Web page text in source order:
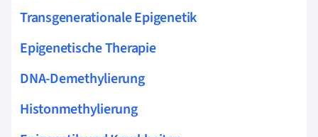
Transgenerationale Epigenetik
Epigenetische Therapie
DNA-Demethylierung
Histonmethylierung